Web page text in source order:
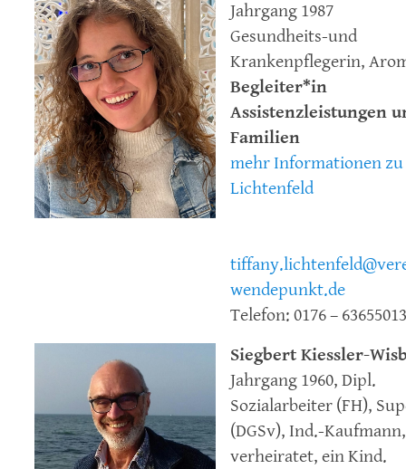
Jahrgang 1987
Gesundheits-und
Krankenpflegerin,
Begleiter*in
Assistenzleistungen
Familien
mehr Informationen
Lichtenfeld
wendepunkt.de
Telefon: 0176 – 63655013
Siegbert Kiessler-
Jahrgang 1960, Dipl.
Sozialarbeiter (FH),
(DGSv), Ind.-Kaufmann,
verheiratet, ein Kind.